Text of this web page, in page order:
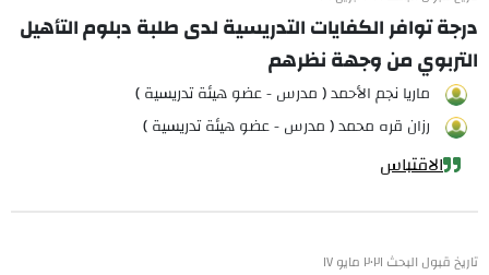
درجة توافر الكفايات التدريسية لدى طلبة دبلوم التأهيل
التربوي من وجهة نظرهم
ماريا نجم الأحمد ( مدرس - عضو هيئة تدريسية )
رزان قره محمد ( مدرس - عضو هيئة تدريسية )
الاقتباس
تاريخ قبول البحث ٢٠٢١ مايو ١٧